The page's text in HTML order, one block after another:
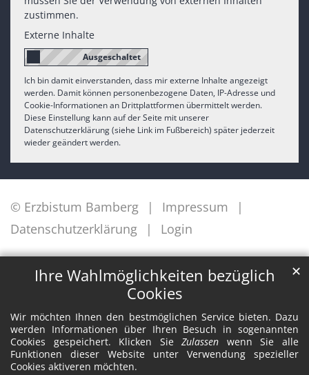
Ihre Wahlmöglichkeiten bezüglich
Cookies
Wir möchten Ihnen den bestmöglichen Service bieten. Dazu
werden Informationen über Ihren Besuch in sogenannten
Cookies gespeichert. Klicken SieZulassen wenn Sie alle
Funktionen dieser Website unter Verwendung spezieller
Cookies aktiveren möchten.
✕
zustimmen.
Externe Inhalte
Ich bin damit einverstanden, dass mir externe Inhalte angezeigt
werden. Damit können personenbezogene Daten, IP-Adresse und
Cookie-Informationen an Drittplattformen übermittelt werden.
Diese Einstellung kann auf der Seite mit unserer
Datenschutzerklärung (siehe Link im Fußbereich) später jederzeit
wieder geändert werden.
© Erzbistum Bamberg
Impressum
Datenschutzerklärung
Login